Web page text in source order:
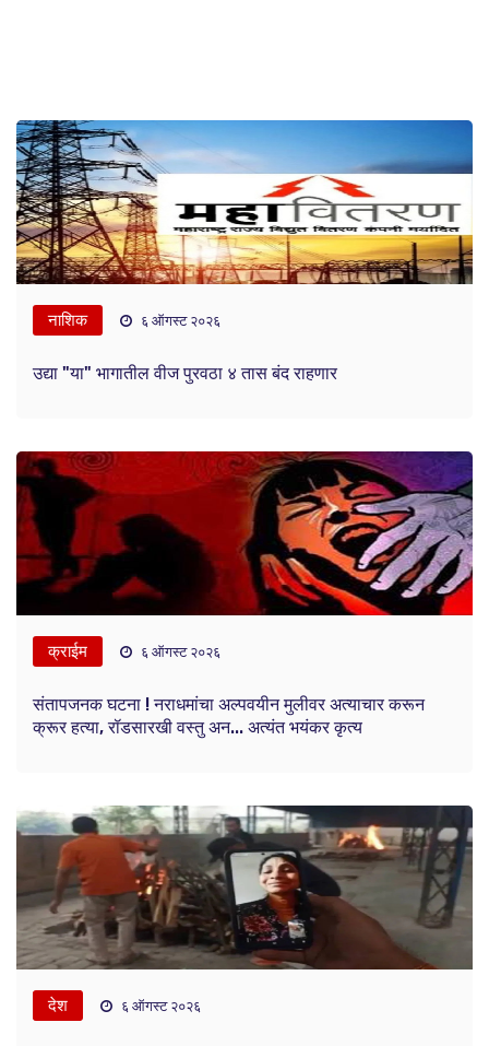
नाशिक ६ ऑगस्ट २०२६
उद्या "या" भागातील वीज पुरवठा ४ तास बंद राहणार
क्राईम ६ ऑगस्ट २०२६
संतापजनक घटना ! नराधमांचा अल्पवयीन मुलीवर अत्याचार करून
क्रूर हत्या, रॉडसारखी वस्तु अन... अत्यंत भयंकर कृत्य
देश ६ ऑगस्ट २०२६